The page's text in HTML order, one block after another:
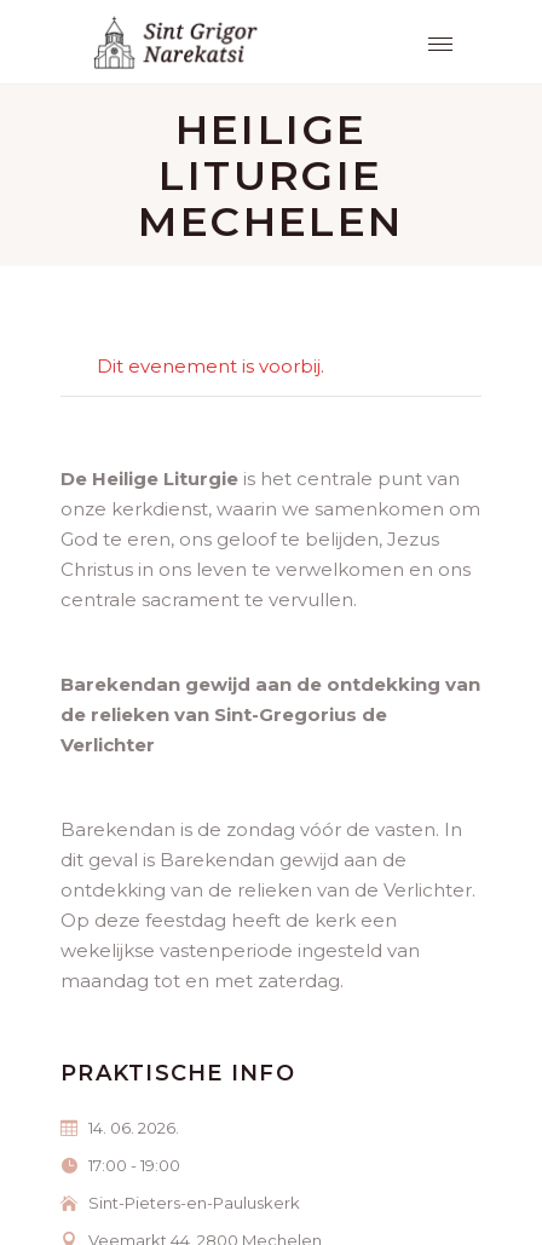
HEILIGE
LITURGIE
MECHELEN
Dit evenement is voorbij.
De Heilige Liturgie is het centrale punt van
onze kerkdienst, waarin we samenkomen om
God te eren, ons geloof te belijden, Jezus
Christus in ons leven te verwelkomen en ons
centrale sacrament te vervullen.
Barekendan gewijd aan de ontdekking van
de relieken van Sint-Gregorius de
Verlichter
Barekendan is de zondag vóór de vasten. In
dit geval is Barekendan gewijd aan de
ontdekking van de relieken van de Verlichter.
Op deze feestdag heeft de kerk een
wekelijkse vastenperiode ingesteld van
maandag tot en met zaterdag.
PRAKTISCHE INFO
14. 06. 2026.
17:00 - 19:00
Sint-Pieters-en-Pauluskerk
Veemarkt 44, 2800 Mechelen